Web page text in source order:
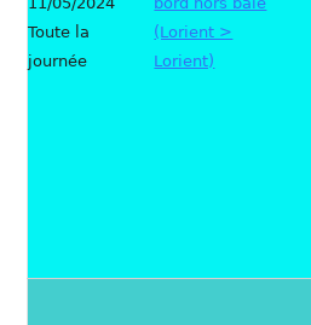
Toute la
journée
(Lorient >
Lorient)